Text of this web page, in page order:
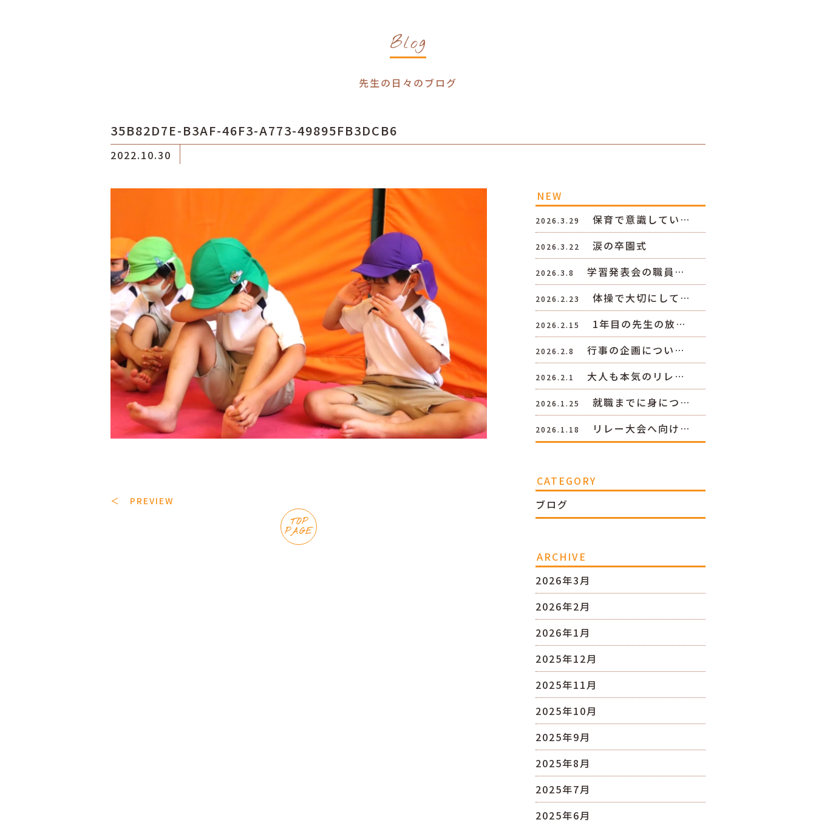
Blog
先生の日々のブログ
35B82D7E-B3AF-46F3-A773-49895FB3DCB6
2022.10.30
＜ PREVIEW
TOP
PAGE
NEW
2026.3.29 保育で意識してい…
2026.3.22 涙の卒園式
2026.3.8 学習発表会の職員…
2026.2.23 体操で大切にして…
2026.2.15 1年目の先生の放…
2026.2.8 行事の企画につい…
2026.2.1 大人も本気のリレ…
2026.1.25 就職までに身につ…
2026.1.18 リレー大会へ向け…
CATEGORY
ブログ
ARCHIVE
2026年3月
2026年2月
2026年1月
2025年12月
2025年11月
2025年10月
2025年9月
2025年8月
2025年7月
2025年6月